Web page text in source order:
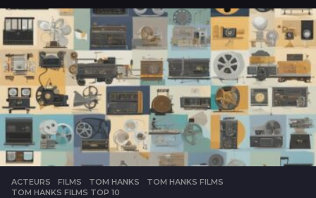
a
r
a
g
o
ACTEURS ,FILMS TOM HANKS ,TOM HANKS FILMS
TOM HANKS FILMS TOP 10